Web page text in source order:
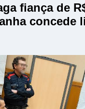
fiança de
concede